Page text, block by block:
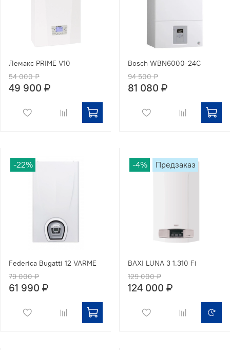
Лемакс PRIME V10
54 000 ₽
49 900 ₽
Bosch WBN6000-24С
94 500 ₽
81 080 ₽
-22%
Federica Bugatti 12 VARME
79 000 ₽
61 990 ₽
-4% Предзаказ
BAXI LUNA 3 1.310 Fi
129 000 ₽
124 000 ₽